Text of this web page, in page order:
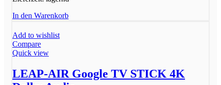
In den Warenkorb
Add to wishlist
Compare
Quick view
LEAP-AIR Google TV STICK 4K